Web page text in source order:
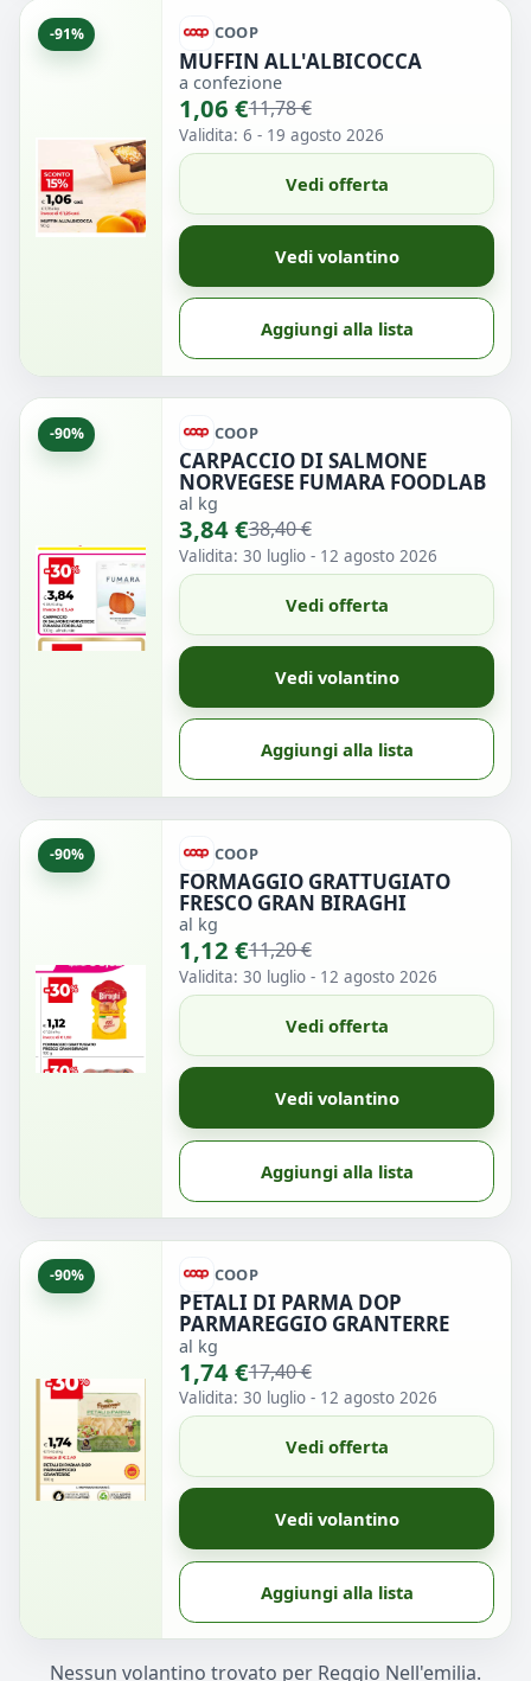
-91% COOP
MUFFIN ALL'ALBICOCCA
a confezione
1,06 €11,78 €
Validita: 6 - 19 agosto 2026
Vedi offerta
Vedi volantino
Aggiungi alla lista
-90% COOP
CARPACCIO DI SALMONE
NORVEGESE FUMARA FOODLAB
al kg
3,84 €38,40 €
Validita: 30 luglio - 12 agosto 2026
Vedi offerta
Vedi volantino
Aggiungi alla lista
-90% COOP
FORMAGGIO GRATTUGIATO
FRESCO GRAN BIRAGHI
al kg
1,12 €11,20 €
Validita: 30 luglio - 12 agosto 2026
Vedi offerta
Vedi volantino
Aggiungi alla lista
-90% COOP
PETALI DI PARMA DOP
PARMAREGGIO GRANTERRE
al kg
1,74 €17,40 €
Validita: 30 luglio - 12 agosto 2026
Vedi offerta
Vedi volantino
Aggiungi alla lista
Nessun volantino trovato per Reggio Nell'emilia.